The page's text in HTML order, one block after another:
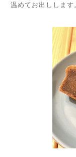
温めてお出しします